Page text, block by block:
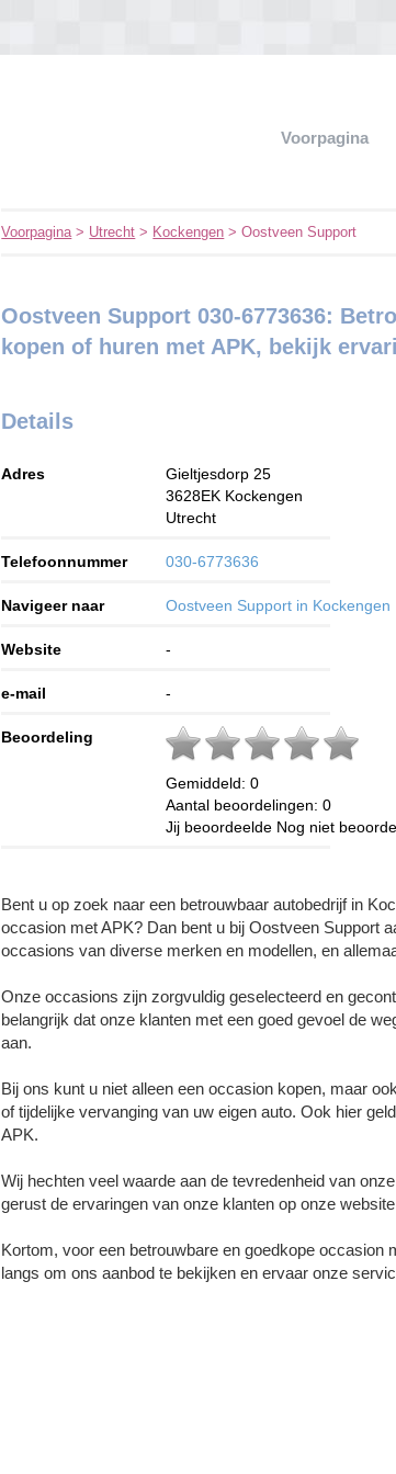
Voorpagina
Voorpagina> Utrecht > Kockengen > Oostveen Support
Oostveen Support 030-6773636:
kopen of huren met APK, bekijk
Details
Adres
Gieltjesdorp 25
3628EK Kockengen
Utrecht
Telefoonnummer 030-6773636
Navigeer naar Oostveen Support in Kockengen
Website -
e-mail -
Beoordeling
Gemiddeld:0
Aantal beoordelingen:0
Jij beoordeelde Nog niet
Bent u op zoek naar een betrouwbaar autobedrijf in
occasion met APK? Dan bent u bij Oostveen Support
occasions van diverse merken en modellen, en
Onze occasions zijn zorgvuldig geselecteerd en
belangrijk dat onze klanten met een goed gevoel de
aan.
Bij ons kunt u niet alleen een occasion kopen, maar
of tijdelijke vervanging van uw eigen auto. Ook hier
APK.
Wij hechten veel waarde aan de tevredenheid van
gerust de ervaringen van onze klanten op onze
Kortom, voor een betrouwbare en goedkope occasion
langs om ons aanbod te bekijken en ervaar onze